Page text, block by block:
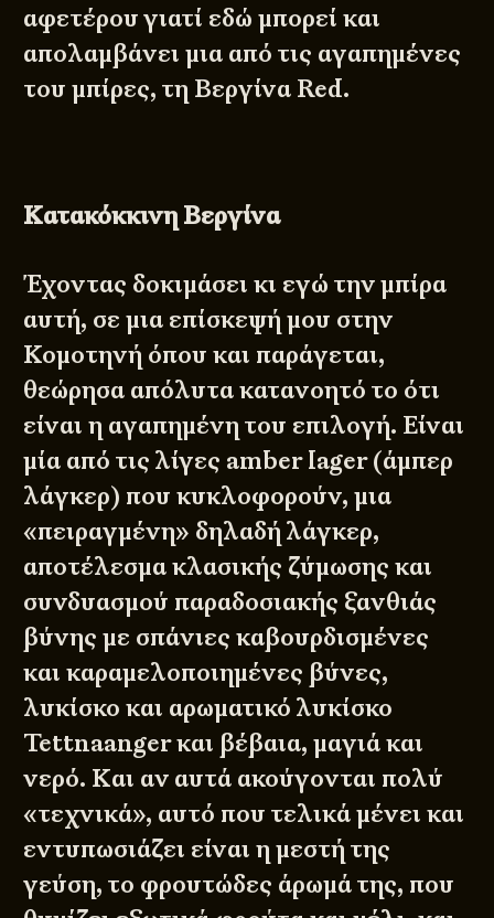
αφετέρου γιατί εδώ μπορεί και
απολαμβάνει μια από τις αγαπημένες
του μπίρες, τη Βεργίνα Red.
Κατακόκκινη Βεργίνα
Έχοντας δοκιμάσει κι εγώ την μπίρα
αυτή, σε μια επίσκεψή μου στην
Κομοτηνή όπου και παράγεται,
θεώρησα απόλυτα κατανοητό το ότι
είναι η αγαπημένη του επιλογή. Είναι
μία από τις λίγες amber lager (άμπερ
λάγκερ) που κυκλοφορούν, μια
«πειραγμένη» δηλαδή λάγκερ,
αποτέλεσμα κλασικής ζύμωσης και
συνδυασμού παραδοσιακής ξανθιάς
βύνης με σπάνιες καβουρδισμένες
και καραμελοποιημένες βύνες,
λυκίσκο και αρωματικό λυκίσκο
Tettnaangerκαι βέβαια, μαγιά και
νερό. Και αν αυτά ακούγονται πολύ
«τεχνικά», αυτό που τελικά μένει και
εντυπωσιάζει είναι η μεστή της
γεύση, το φρουτώδες άρωμά της, που